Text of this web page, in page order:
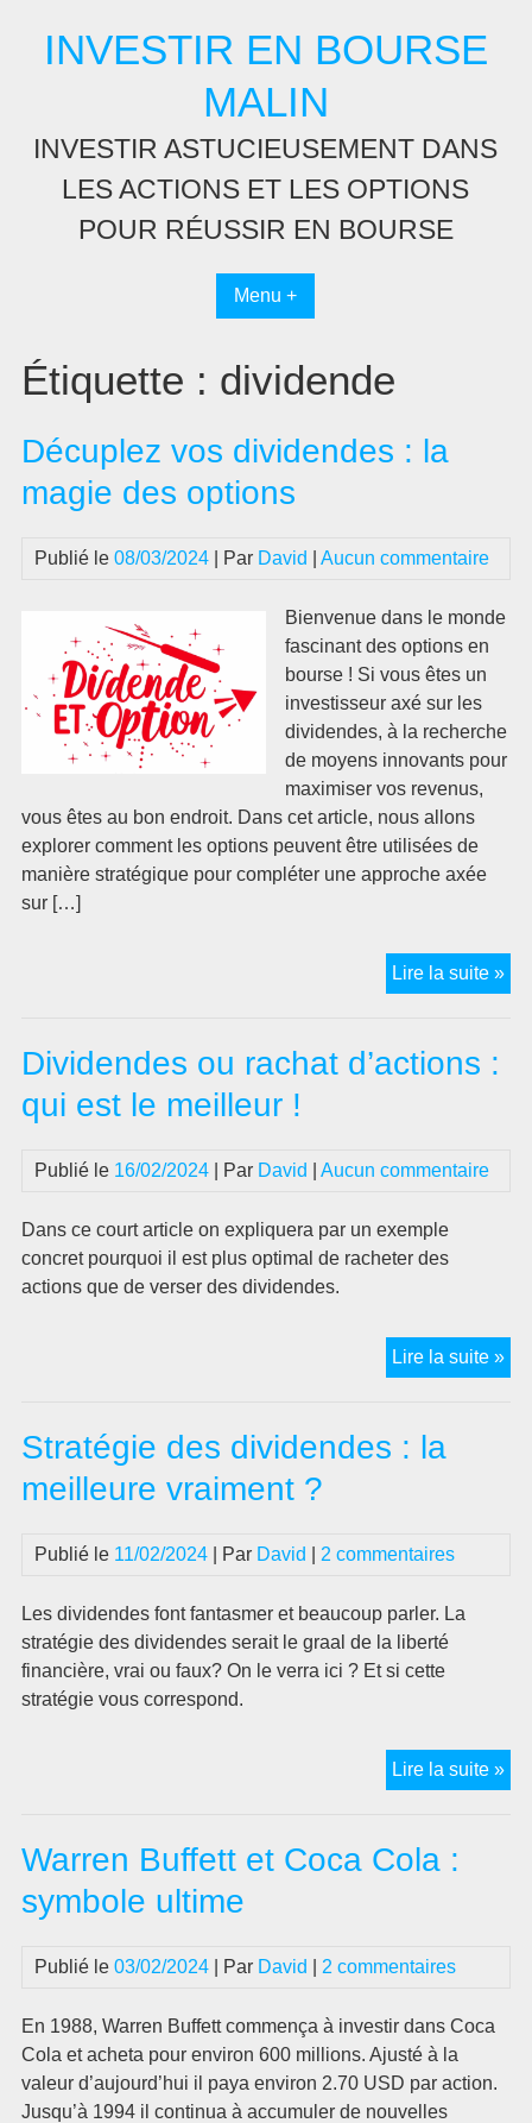
contenuINVESTIR EN BOURSE
MALIN
INVESTIR ASTUCIEUSEMENT DANS
LES ACTIONS ET LES OPTIONS
POUR RÉUSSIR EN BOURSE
Menu +
Étiquette : dividende
Décuplez vos dividendes : la
magie des options
Publié le 08/03/2024| Par David Aucun commentaire
Bienvenue dans le monde
fascinant des options en
bourse ! Si vous êtes un
investisseur axé sur les
dividendes, à la recherche
de moyens innovants pour
maximiser vos revenus,
vous êtes au bon endroit. Dans cet article, nous allons
explorer comment les options peuvent être utilisées de
manière stratégique pour compléter une approche axée
sur […]
Lire la suite »
Dividendes ou rachat d’actions :
qui est le meilleur !
Publié le 16/02/2024| Par David Aucun commentaire
Dans ce court article on expliquera par un exemple
concret pourquoi il est plus optimal de racheter des
actions que de verser des dividendes.
Lire la suite »
ou
Stratégie des dividendes : la
meilleure vraiment ?
Publié le 11/02/2024| Par David 2 commentaires
Les dividendes font fantasmer et beaucoup parler. La
stratégie des dividendes serait le graal de la liberté
financière, vrai ou faux? On le verra ici ? Et si cette
stratégie vous correspond.
Lire la suite »
Warren Buffett et Coca Cola :
symbole ultime
Publié le 03/02/2024| Par David 2 commentaires
En 1988, Warren Buffett commença à investir dans Coca
Cola et acheta pour environ 600 millions. Ajusté à la
valeur d’aujourd’hui il paya environ 2.70 USD par action.
Jusqu’à 1994 il continua à accumuler de nouvelles